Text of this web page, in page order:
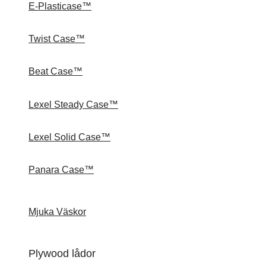
E-Plasticase™
Twist Case™
Beat Case™
Lexel Steady Case™
Lexel Solid Case™
Panara Case™
Mjuka Väskor
Plywood lådor